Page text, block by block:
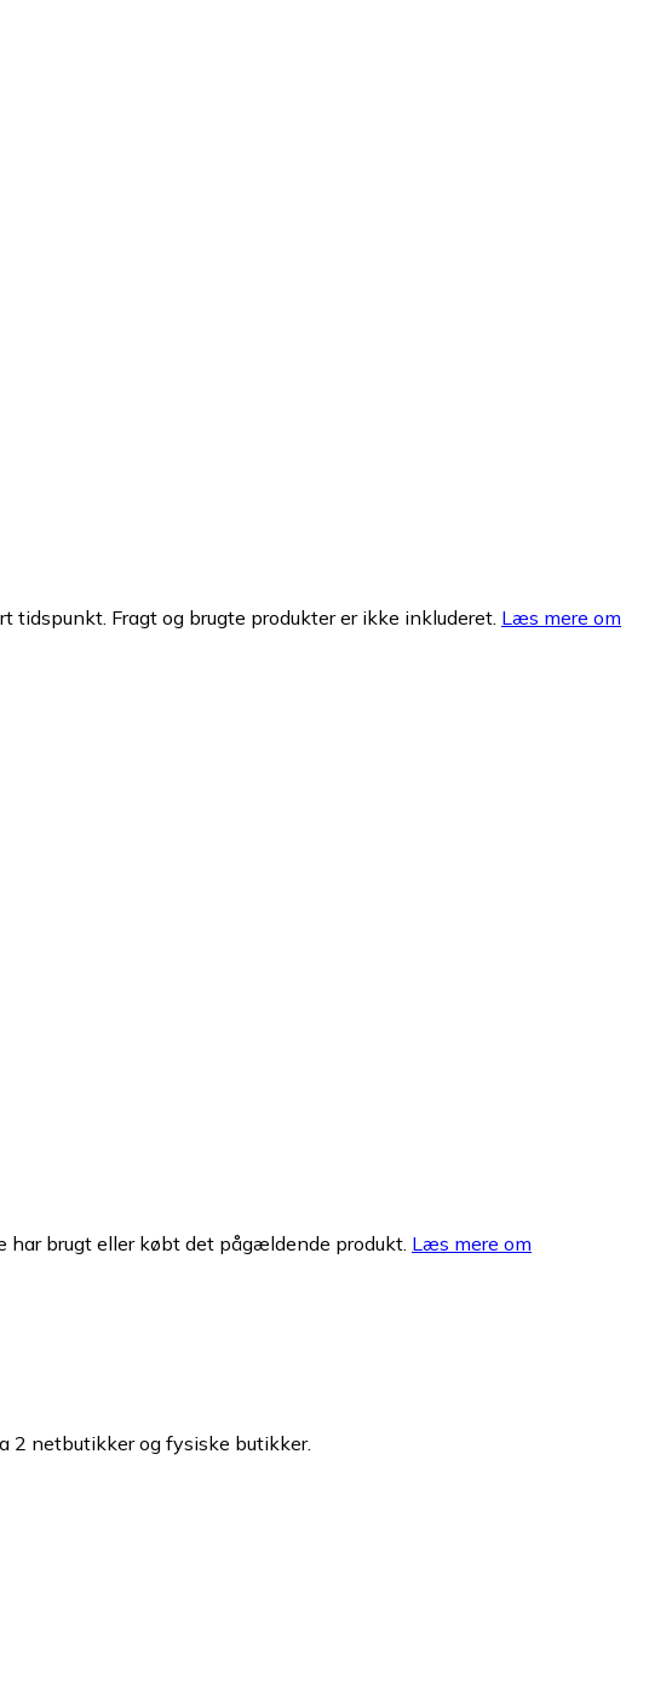
Fragt og brugte produkter er ikke inkluderet. Læs mere om
har brugt eller købt det pågældende produkt. Læs mere om
2 netbutikker og fysiske butikker.